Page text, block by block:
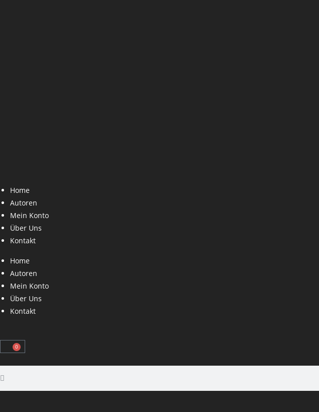
Home
Autoren
Mein Konto
Über Uns
Kontakt
Home
Autoren
Mein Konto
Über Uns
Kontakt
0